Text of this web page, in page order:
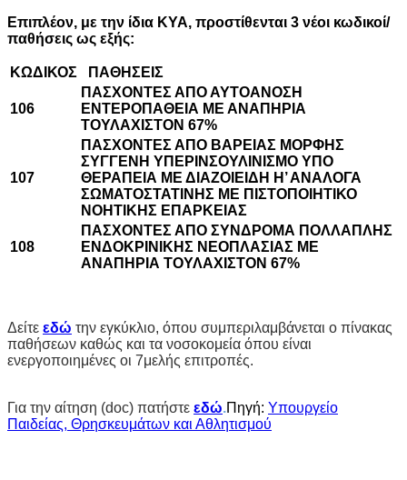
Επιπλέον, με την ίδια ΚΥΑ, προστίθενται 3 νέοι κωδικοί/
παθήσεις ως εξής:
ΚΩΔΙΚΟΣ ΠΑΘΗΣΕΙΣ
106
ΠΑΣΧΟΝΤΕΣ ΑΠΟ ΑΥΤΟΑΝΟΣΗ
ΕΝΤΕΡΟΠΑΘΕΙΑ ΜΕ ΑΝΑΠΗΡΙΑ
ΤΟΥΛΑΧΙΣΤΟΝ 67%
107
ΠΑΣΧΟΝΤΕΣ ΑΠΟ ΒΑΡΕΙΑΣ ΜΟΡΦΗΣ
ΣΥΓΓΕΝΗ ΥΠΕΡΙΝΣΟΥΛΙΝΙΣΜΟ ΥΠΟ
ΘΕΡΑΠΕΙΑ ΜΕ ΔΙΑΖΟΙΕΙΔΗ Η’ ΑΝΑΛΟΓΑ
ΣΩΜΑΤΟΣΤΑΤΙΝΗΣ ΜΕ ΠΙΣΤΟΠΟΙΗΤΙΚΟ
ΝΟΗΤΙΚΗΣ ΕΠΑΡΚΕΙΑΣ
108
ΠΑΣΧΟΝΤΕΣ ΑΠΟ ΣΥΝΔΡΟΜΑ ΠΟΛΛΑΠΛΗΣ
ΕΝΔΟΚΡΙΝΙΚΗΣ ΝΕΟΠΛΑΣΙΑΣ ΜΕ
ΑΝΑΠΗΡΙΑ ΤΟΥΛΑΧΙΣΤΟΝ 67%
Δείτε εδώ την εγκύκλιο, όπου συμπεριλαμβάνεται ο πίνακας
παθήσεων καθώς και τα νοσοκομεία όπου είναι
ενεργοποιημένες οι 7μελής επιτροπές.
Για την αίτηση (doc) πατήστε εδώ.Πηγή: Υπουργείο
Παιδείας, Θρησκευμάτων και Αθλητισμού